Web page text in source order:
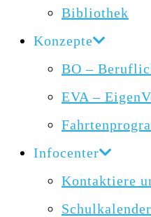
Bibliothek
Konzepte
BO –
EVA –
Infocenter
Kontaktiere
Schulkalender